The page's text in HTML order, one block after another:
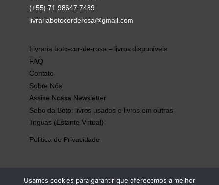
(+55) 71 98647 7489
livrariabotocorderosa@gmail.com
Livraria boto-cor-de-rosa – livros disponíveis
FAQ
Contato
Sobre Nós
Assine Nossa Newsletter
Sebo da Boto: livros usados e livros em outras
línguas (Estante Virtual)
Politíca de Privacidade
Usamos cookies para garantir que oferecemos a melhor